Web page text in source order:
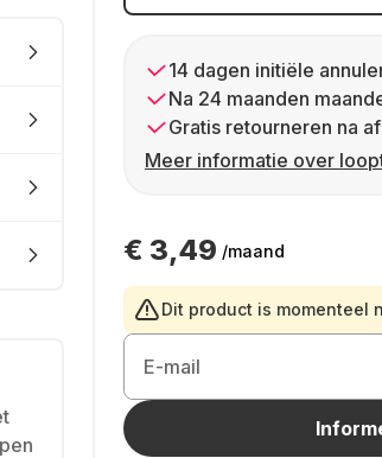
14 dagen initiële
Na 24 maanden
Gratis retourneren na
Meer informatie over
€ 3,49 /maand
Dit product is momenteel
E-mail